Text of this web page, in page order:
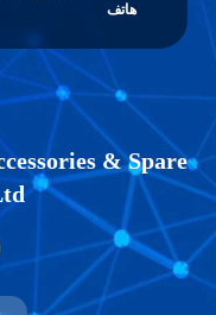
هاتف
& Spare